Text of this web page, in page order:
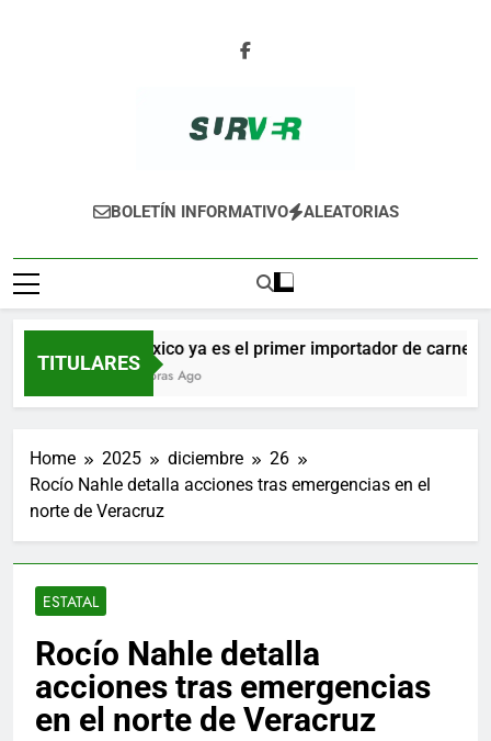
SURVER
BOLETÍN INFORMATIVO ALEATORIAS
TITULARES
México ya es el primer importador de carne de
5 Horas Ago
Home 2025 diciembre
26
Rocío Nahle detalla acciones tras emergencias en el
norte de Veracruz
ESTATAL
Rocío Nahle detalla
acciones tras emergencias
en el norte de Veracruz